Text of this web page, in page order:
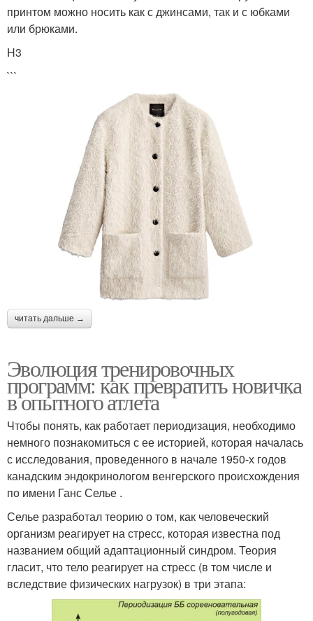
принтом можно носить как с джинсами, так и с юбками
или брюками.
H3
```
читать дальше →
Эволюция тренировочных
программ: как превратить новичка
в опытного атлета
Чтобы понять, как работает периодизация, необходимо
немного познакомиться с ее историей, которая началась
с исследования, проведенного в начале 1950-х годов
канадским эндокринологом венгерского происхождения
по имени Ганс Селье .
Селье разработал теорию о том, как человеческий
организм реагирует на стресс, которая известна под
названием общий адаптационный синдром. Теория
гласит, что тело реагирует на стресс (в том числе и
вследствие физических нагрузок) в три этапа: